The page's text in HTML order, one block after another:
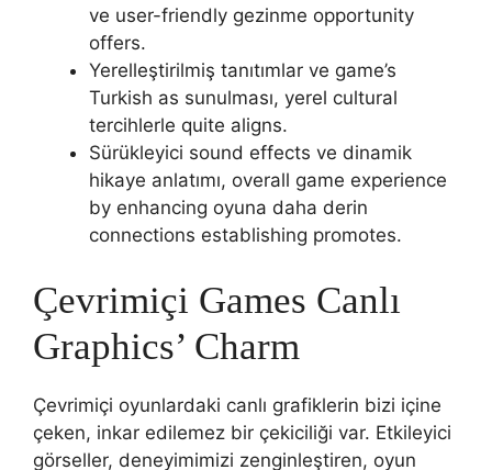
ve user-friendly gezinme opportunity
offers.
Yerelleştirilmiş tanıtımlar ve game’s
Turkish as sunulması, yerel cultural
tercihlerle quite aligns.
Sürükleyici sound effects ve dinamik
hikaye anlatımı, overall game experience
by enhancing oyuna daha derin
connections establishing promotes.
Çevrimiçi Games Canlı
Graphics’ Charm
Çevrimiçi oyunlardaki canlı grafiklerin bizi içine
çeken, inkar edilemez bir çekiciliği var. Etkileyici
görseller, deneyimimizi zenginleştiren, oyun